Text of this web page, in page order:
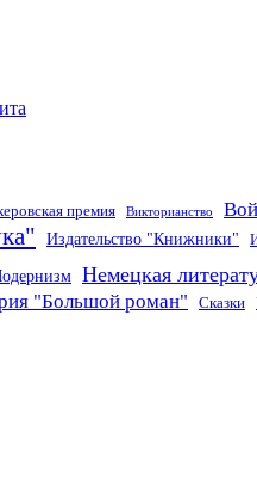
премия Викторианство
Издательство "Книжники"
Немецкая
"Большой роман" Сказки